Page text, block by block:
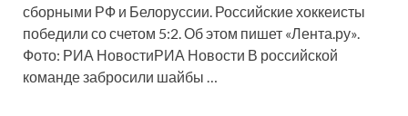
сборными РФ и Белоруссии. Российские хоккеисты
победили со счетом 5:2. Об этом пишет «Лента.ру».
Фото: РИА НовостиРИА Новости В российской
команде забросили шайбы …